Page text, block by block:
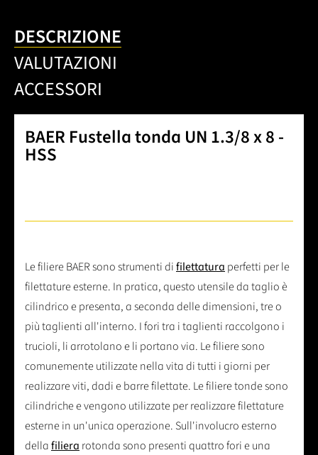
DESCRIZIONE
VALUTAZIONI
ACCESSORI
BAER Fustella tonda UN 1.3/8 x 8 -
HSS
Le filiere BAER sono strumenti difilettatura perfetti per le
filettature esterne. In pratica, questo utensile da taglio è
cilindrico e presenta, a seconda delle dimensioni, tre o
più taglienti all'interno. I fori tra i taglienti raccolgono i
trucioli, li arrotolano e li portano via. Le filiere sono
comunemente utilizzate nella vita di tutti i giorni per
realizzare viti, dadi e barre filettate. Le filiere tonde sono
cilindriche e vengono utilizzate per realizzare filettature
esterne in un'unica operazione. Sull'involucro esterno
dellafiliera rotonda sono presenti quattro fori e una